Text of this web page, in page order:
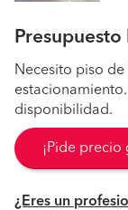
Necesito piso
disponibilidad.
¡Pide
¿Eres un